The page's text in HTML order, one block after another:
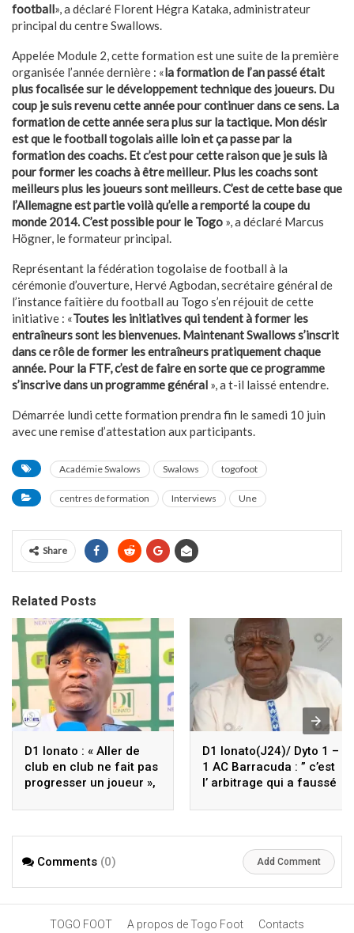
football», a déclaré Florent Hégra Kataka, administrateur
principal du centre Swallows.
Appelée Module 2, cette formation est une suite de la première
organisée l’année dernière : «la formation de l’an passé était
plus focalisée sur le développement technique des joueurs. Du
coup je suis revenu cette année pour continuer dans ce sens. La
formation de cette année sera plus sur la tactique. Mon désir
est que le football togolais aille loin et ça passe par la
formation des coachs. Et c’est pour cette raison que je suis là
pour former les coachs à être meilleur. Plus les coachs sont
meilleurs plus les joueurs sont meilleurs. C’est de cette base que
l’Allemagne est partie voilà qu’elle a remporté la coupe du
monde 2014. C’est possible pour le Togo », a déclaré Marcus
Högner, le formateur principal.
Représentant la fédération togolaise de football à la
cérémonie d’ouverture, Hervé Agbodan, secrétaire général de
l’instance faîtière du football au Togo s’en réjouit de cette
initiative : «Toutes les initiatives qui tendent à former les
entraîneurs sont les bienvenues. Maintenant Swallows s’inscrit
dans ce rôle de former les entraîneurs pratiquement chaque
année. Pour la FTF, c’est de faire en sorte que ce programme
s’inscrive dans un programme général », a t-il laissé entendre.
Démarrée lundi cette formation prendra fin le samedi 10 juin
avec une remise d’attestation aux participants.
Académie Swalows Swalows togofoot
centres de formation Interviews Une
Share
Related Posts
D1 lonato : « Aller de
club en club ne fait pas
progresser un joueur »,
Tchagodomou
D1 lonato(J24)/ Dyto 1 –
1 AC Barracuda : ” c’est
l’ arbitrage qui a faussé
Kossidjin
Comments (0) Add Comment
TOGO FOOT A propos de Togo Foot Contacts